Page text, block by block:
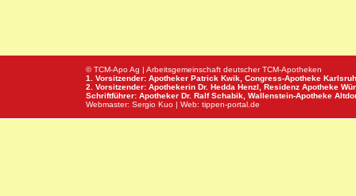
© TCM-Apo Ag | Arbeitsgemeinschaft deutscher TCM-Apotheken
1. Vorsitzender: Apotheker Patrick Kwik, Congress-Apotheke
2. Vorsitzender: Apothekerin Dr. Hedda Henzl, Residenz Apotheke
Schriftführer: Apotheker Dr. Ralf Schabik, Wallenstein-Apotheke
Webmaster: Sergio Kuo | Web: tippen-portal.de